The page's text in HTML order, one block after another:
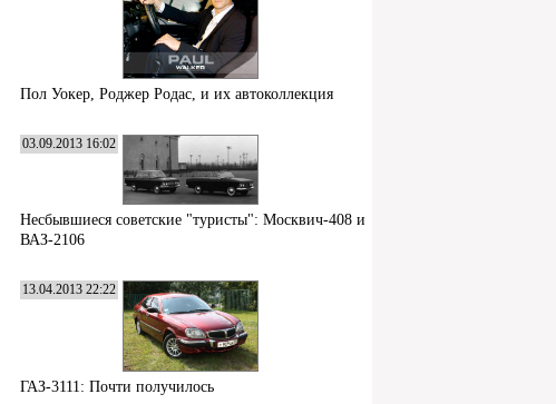
Пол Уокер, Роджер Родас, и их автоколлекция
03.09.2013 16:02
Несбывшиеся советские "туристы": Москвич-408 и
ВАЗ-2106
13.04.2013 22:22
ГАЗ-3111: Почти получилось